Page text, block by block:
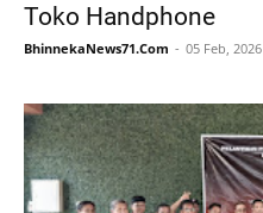
Toko Handphone
BhinnekaNews71.Com 05 Feb, 2026